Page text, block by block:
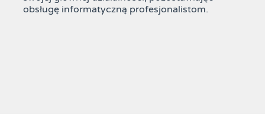
obsługę informatyczną profesjonalistom.